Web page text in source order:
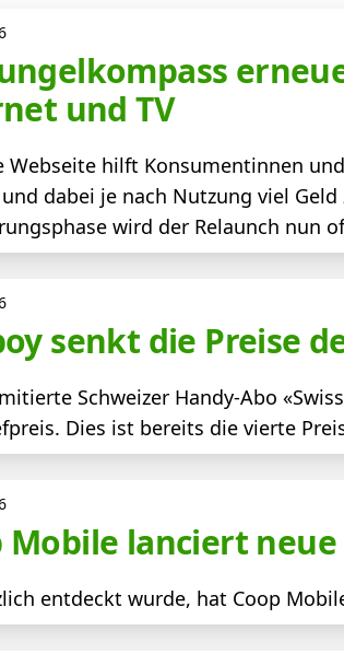
und TV
Webseite hilft Konsumentinnen
dabei je nach Nutzung viel
wird der Relaunch nun
senkt die Preise
Schweizer Handy-Abo
Dies ist bereits die vierte
Mobile lanciert
entdeckt wurde, hat Coop